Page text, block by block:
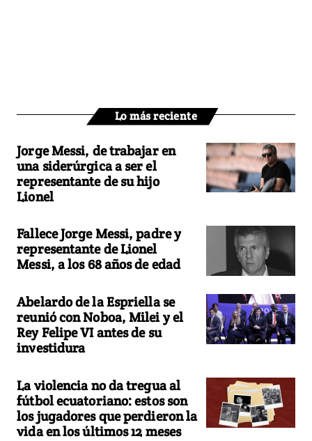
Lo más reciente
Jorge Messi, de trabajar en
una siderúrgica a ser el
representante de su hijo
Lionel
Fallece Jorge Messi, padre y
representante de Lionel
Messi, a los 68 años de edad
Abelardo de la Espriella se
reunió con Noboa, Milei y el
Rey Felipe VI antes de su
investidura
La violencia no da tregua al
fútbol ecuatoriano: estos son
los jugadores que perdieron la
vida en los últimos 12 meses